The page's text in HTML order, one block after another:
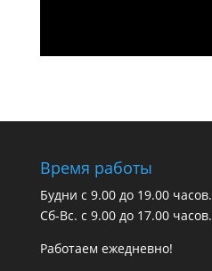
Время работы
Будни с 9.00 до 19.00 часов.
Сб-Вс. с 9.00 до 17.00 часов.
Работаем ежедневно!